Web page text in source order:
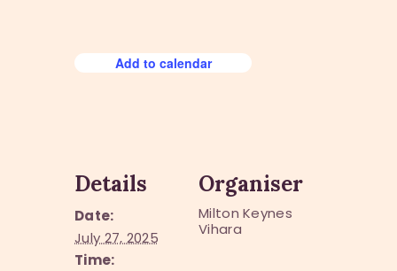
Add to calendar
Details
Date:
July 27, 2025
Time:
Organiser
Milton Keynes
Vihara